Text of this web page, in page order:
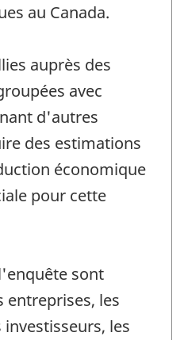
au Canada.
auprès des
avec
d'autres
des estimations
économique
pour cette
sont
entreprises, les
les